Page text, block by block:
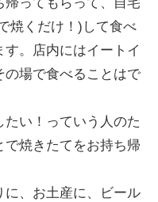
帰ってもらって、自宅
焼くだけ！)して食べ
。店内にはイートイ
の場で食べることはで
い！っていう人のた
焼きたてをお持ち帰
、お土産に、ビール